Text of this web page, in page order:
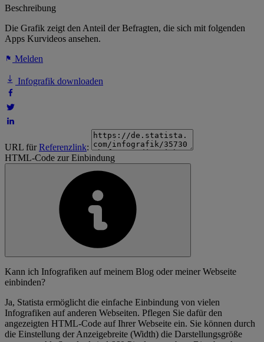
Beschreibung
Die Grafik zeigt den Anteil der Befragten, die sich mit folgenden
Apps Kurvideos ansehen.
Melden
Infografik downloaden
URL fürReferenzlink:
HTML-Code zur Einbindung
Kann ich Infografiken auf meinem Blog oder meiner Webseite
einbinden?
Ja, Statista ermöglicht die einfache Einbindung von vielen
Infografiken auf anderen Webseiten. Pflegen Sie dafür den
angezeigten HTML-Code auf Ihrer Webseite ein. Sie können durch
die Einstellung der Anzeigebreite (Width) die Darstellungsgröße